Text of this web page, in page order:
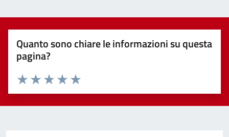
Quanto sono chiare le informazioni su questa
pagina?
Valuta 5 stelle su 5
Valuta 4 stelle su 5
Valuta 3 stelle su 5
Valuta 2 stelle su 5
Valuta 1 stelle su 5